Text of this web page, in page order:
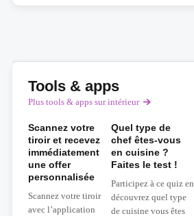
Tools & apps
Plus tools & apps sur intérieur
Scannez votre
tiroir et recevez
immédiatement
une offer
personnalisée
Scannez votre tiroir
avec l’application
Quel type de
chef êtes-vous
en cuisine ?
Faites le test !
Participez à ce quiz en
découvrez quel type
de cuisine vous êtes